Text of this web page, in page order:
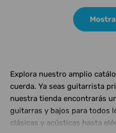
Explora nuestro amplio
cuerda. Ya seas guitarrista
nuestra tienda encontrarás
guitarras y bajos para todos
clásicas y acústicas hasta